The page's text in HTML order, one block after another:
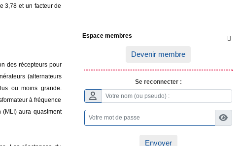
3,78 et un facteur de
des récepteurs pour
(alternateurs
ou moins grande.
à fréquence
aura quasiment

Espace membres
Devenir membre
Se reconnecter :
Envoyer